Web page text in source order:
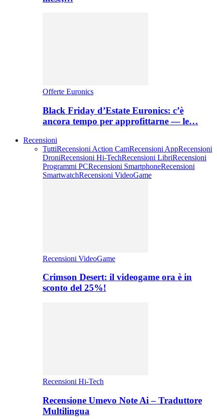
Offerte Euronics
Black Friday d’Estate Euronics: c’è
ancora tempo per approfittarne — le…
Recensioni
TuttiRecensioni Action CamRecensioni AppRecensioni
DroniRecensioni Hi-TechRecensioni LibriRecensioni
Programmi PCRecensioni SmartphoneRecensioni
SmartwatchRecensioni VideoGame
Recensioni VideoGame
Crimson Desert: il videogame ora è in
sconto del 25%!
Recensioni Hi-Tech
Recensione Umevo Note Ai – Traduttore
Multilingua